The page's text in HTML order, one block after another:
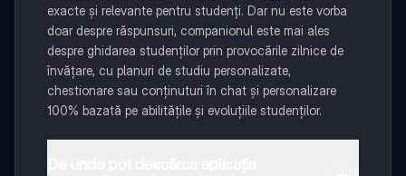
exacte și relevante pentru studenți. Dar nu este vorba
doar despre răspunsuri, companionul este mai ales
despre ghidarea studenților prin provocările zilnice de
învățare, cu planuri de studiu personalizate,
chestionare sau conținuturi în chat și personalizare
100% bazată pe abilitățile și evoluțiile studenților.